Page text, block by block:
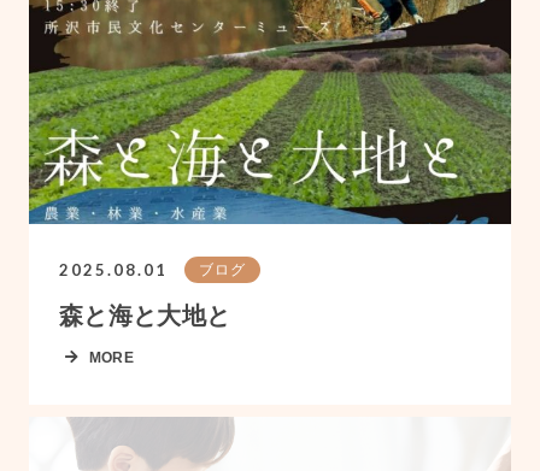
2025.08.01 ブログ
森と海と大地と
MORE